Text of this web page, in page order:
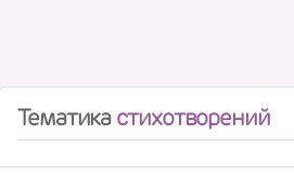
Тематикастихотворений